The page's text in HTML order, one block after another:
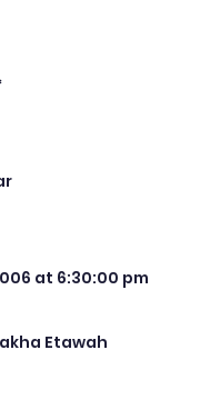
at 6:30:00 pm
Etawah